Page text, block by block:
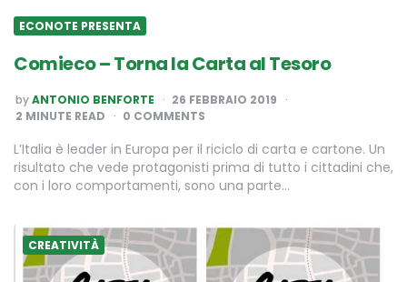
ECONOTE PRESENTA
Comieco – Torna la Carta al Tesoro
POSTED
BY
byANTONIO BENFORTE
26 FEBBRAIO 2019
2 MINUTE READ 0 COMMENTS
L’Italia è leader in Europa per il riciclo di carta e cartone. Un
risultato che vede protagonisti prima di tutto i cittadini che,
con i loro comportamenti, sono una parte…
CREATIVITÀ